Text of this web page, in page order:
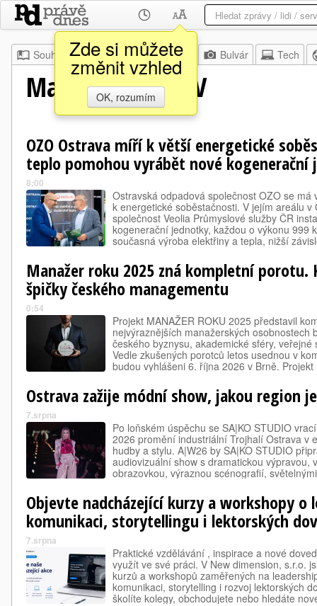
Zde si můžete
změnit vzhled
OK, rozumím
Souhrn Moje Z domova Bulvár Tech
Magazín POSITIV
OZO Ostrava míří k větší energetické
teplo pomohou vyrábět nové kogenerační
8:00
Ostravská odpadová společnost OZO se
k energetické soběstačnosti. V jejím areálu
společnost Veolia Průmyslové služby ČR
kogenerační jednotky, každou o výkonu 999
současná výroba elektřiny a tepla, nižší
Manažer roku 2025 zná kompletní porotu.
špičky českého managementu
0:54
Projekt MANAŽER ROKU 2025 představil
nejvýraznějších manažerských osobnostech
českého byznysu, akademické sféry,
Vedle zkušených porotců letos usednou v
budou vyhlášeni 6. října 2026 v Brně. Projekt
Ostrava zažije módní show, jakou region
7.srpna
Po loňském úspěchu se SA|KO STUDIO
2026 promění industriální Trojhalí Ostrava v
hudby a stylu. A|W26 by SA|KO STUDIO
audiovizuální show s dramatickou výpravou,
obrazovkou, výraznou scénografií,
Objevte nadcházející kurzy a workshopy o
komunikaci, storytellingu i lektorských
7.srpna
Praktické vzdělávání , inspirace a nové
využít ve své práci. V New dimension, s.r.o.
kurzů a workshopů zaměřených na
komunikaci, storytelling i rozvoj lektorských
školíte kolegy, obchodujete nebo hledáte